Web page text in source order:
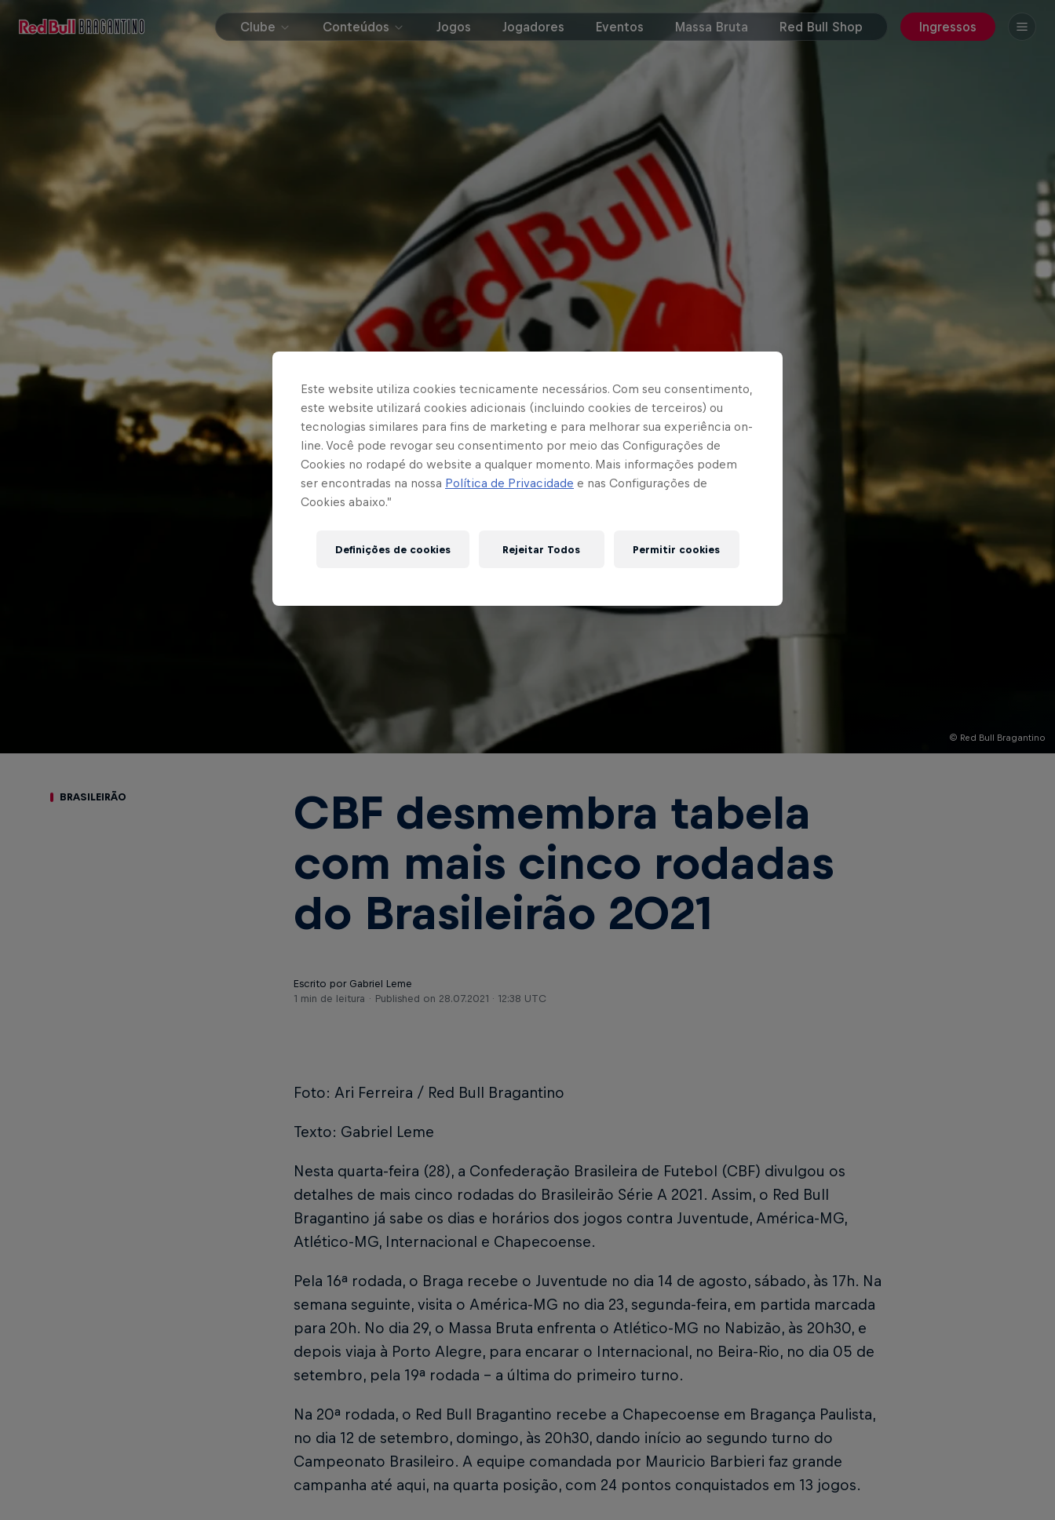
Clube Conteúdos Jogos Jogadores Eventos Massa Bruta Red Bull Shop Ingressos
© Red Bull Bragantino
BRASILEIRÃO
CBF desmembra tabela
com mais cinco rodadas
do Brasileirão 2021
Escrito por Gabriel Leme
1 min de leitura
Published on 28.07.2021 · 12:38 UTC
Foto: Ari Ferreira / Red Bull Bragantino
Texto: Gabriel Leme
Nesta quarta-feira (28), a Confederação Brasileira de Futebol (CBF) divulgou os
detalhes de mais cinco rodadas do Brasileirão Série A 2021. Assim, o Red Bull
Bragantino já sabe os dias e horários dos jogos contra Juventude, América-MG,
Atlético-MG, Internacional e Chapecoense.
Pela 16ª rodada, o Braga recebe o Juventude no dia 14 de agosto, sábado, às 17h. Na
semana seguinte, visita o América-MG no dia 23, segunda-feira, em partida marcada
para 20h. No dia 29, o Massa Bruta enfrenta o Atlético-MG no Nabizão, às 20h30, e
depois viaja à Porto Alegre, para encarar o Internacional, no Beira-Rio, no dia 05 de
setembro, pela 19ª rodada – a última do primeiro turno.
Na 20ª rodada, o Red Bull Bragantino recebe a Chapecoense em Bragança Paulista,
no dia 12 de setembro, domingo, às 20h30, dando início ao segundo turno do
Campeonato Brasileiro. A equipe comandada por Mauricio Barbieri faz grande
campanha até aqui, na quarta posição, com 24 pontos conquistados em 13 jogos.
Este website utiliza cookies tecnicamente necessários. Com seu consentimento,
este website utilizará cookies adicionais (incluindo cookies de terceiros) ou
tecnologias similares para fins de marketing e para melhorar sua experiência on-
line. Você pode revogar seu consentimento por meio das Configurações de
Cookies no rodapé do website a qualquer momento. Mais informações podem
ser encontradas na nossa Política de Privacidade e nas Configurações de
Cookies abaixo.”
Definições de cookies Rejeitar Todos Permitir cookies